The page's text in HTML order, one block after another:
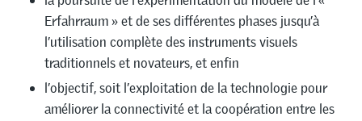
Erfahrraum » et de ses différentes phases jusqu’à
l’utilisation complète des instruments visuels
traditionnels et novateurs, et enfin
l’objectif, soit l’exploitation de la technologie pour
améliorer la connectivité et la coopération entre les